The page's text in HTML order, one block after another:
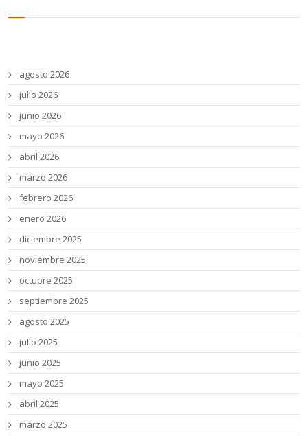
agosto 2026
julio 2026
junio 2026
mayo 2026
abril 2026
marzo 2026
febrero 2026
enero 2026
diciembre 2025
noviembre 2025
octubre 2025
septiembre 2025
agosto 2025
julio 2025
junio 2025
mayo 2025
abril 2025
marzo 2025